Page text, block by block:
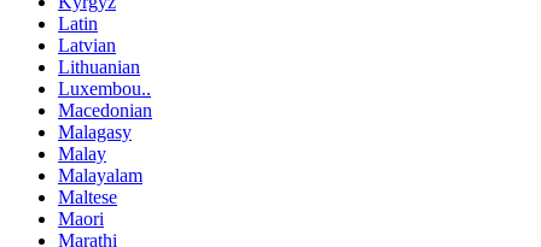
Latin
Latvian
Lithuanian
Luxembou..
Macedonian
Malagasy
Malay
Malayalam
Maltese
Maori
Marathi